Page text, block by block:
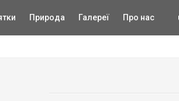
Природа Галереї Про нас